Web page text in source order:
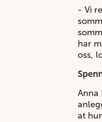
- Vi
har
oss,
Anna
at